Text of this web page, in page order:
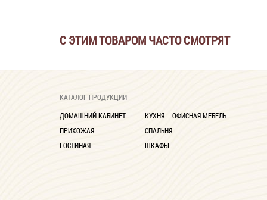
С ЭТИМ ТОВАРОМ ЧАСТО СМОТРЯТ
КАТАЛОГ ПРОДУКЦИИ
ДОМАШНИЙ КАБИНЕТ
ПРИХОЖАЯ
ГОСТИНАЯ
КУХНЯ
СПАЛЬНЯ
ШКАФЫ
ОФИСНАЯ МЕБЕЛЬ